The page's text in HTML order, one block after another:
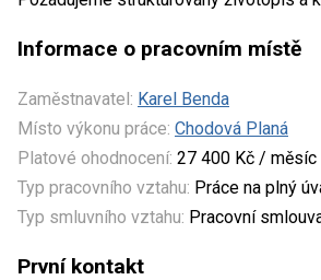
Informace o pracovním místě
Zaměstnavatel: Karel Benda
Místo výkonu práce: Chodová Planá
Platové ohodnocení: 27 400 Kč / měsíc
Typ pracovního vztahu: Práce na plný
Typ smluvního vztahu: Pracovní
První kontakt